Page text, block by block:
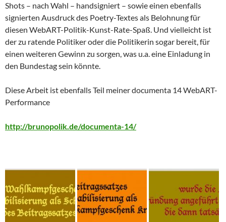
Shots – nach Wahl – handsigniert – sowie einen ebenfalls
signierten Ausdruck des Poetry-Textes als Belohnung für
diesen WebART-Politik-Kunst-Rate-Spaß. Und vielleicht ist
der zu ratende Politiker oder die Politikerin sogar bereit, für
einen weiteren Gewinn zu sorgen, was u.a. eine Einladung in
den Bundestag sein könnte.
Diese Arbeit ist ebenfalls Teil meiner documenta 14 WebART-
Performance
http://brunopolik.de/documenta-14/